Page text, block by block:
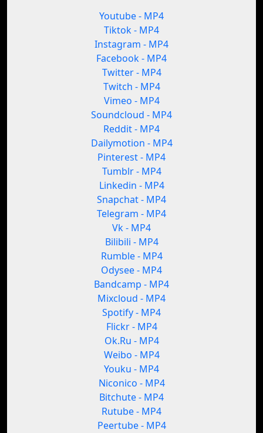
Youtube - MP4
Tiktok - MP4
Instagram - MP4
Facebook - MP4
Twitter - MP4
Twitch - MP4
Vimeo - MP4
Soundcloud - MP4
Reddit - MP4
Dailymotion - MP4
Pinterest - MP4
Tumblr - MP4
Linkedin - MP4
Snapchat - MP4
Telegram - MP4
Vk - MP4
Bilibili - MP4
Rumble - MP4
Odysee - MP4
Bandcamp - MP4
Mixcloud - MP4
Spotify - MP4
Flickr - MP4
Ok.Ru - MP4
Weibo - MP4
Youku - MP4
Niconico - MP4
Bitchute - MP4
Rutube - MP4
Peertube - MP4